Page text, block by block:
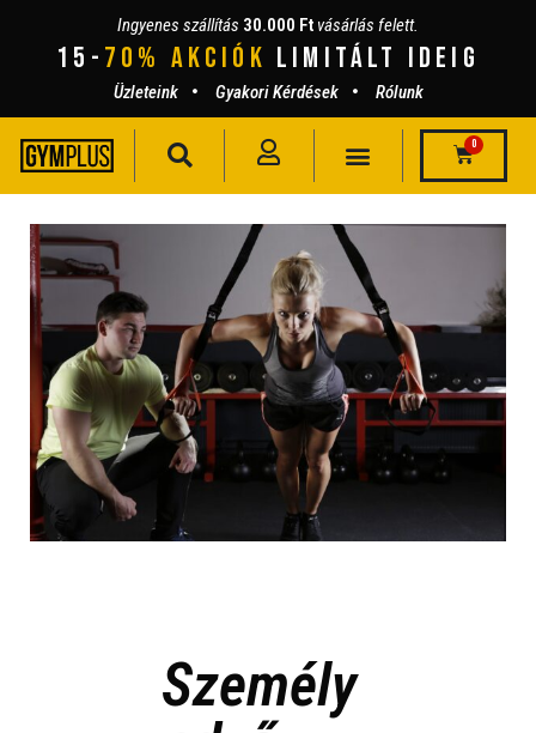
Ingyenes szállítás 30.000 Ft vásárlás felett.
15- 70% AKCIÓK lIMITÁLT IDEIG
Üzleteink Gyakori Kérdések Rólunk
0
Személy